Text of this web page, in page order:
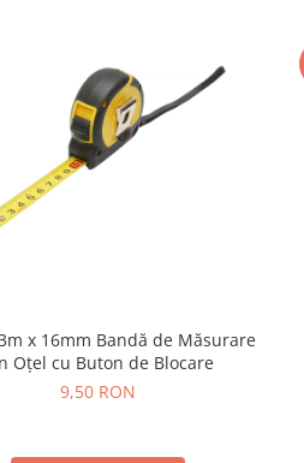
x 16mm Bandă de Măsurare
Oțel cu Buton de Blocare
9,50 RON